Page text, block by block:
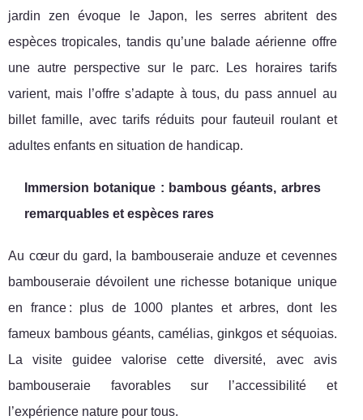
jardin zen évoque le Japon, les serres abritent des
espèces tropicales, tandis qu’une balade aérienne offre
une autre perspective sur le parc. Les horaires tarifs
varient, mais l’offre s’adapte à tous, du pass annuel au
billet famille, avec tarifs réduits pour fauteuil roulant et
adultes enfants en situation de handicap.
Immersion botanique : bambous géants, arbres
remarquables et espèces rares
Au cœur du gard, la bambouseraie anduze et cevennes
bambouseraie dévoilent une richesse botanique unique
en france : plus de 1000 plantes et arbres, dont les
fameux bambous géants, camélias, ginkgos et séquoias.
La visite guidee valorise cette diversité, avec avis
bambouseraie favorables sur l’accessibilité et
l’expérience nature pour tous.